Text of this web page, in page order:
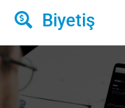
Biyetiş